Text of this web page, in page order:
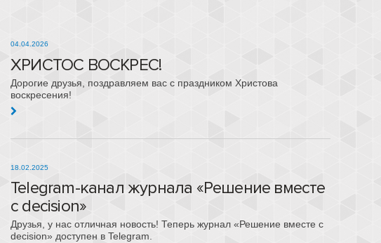
04.04.2026
ХРИСТОС ВОСКРЕС!
Дорогие друзья, поздравляем вас с праздником Христова
воскресения!
18.02.2025
Telegram-канал журнала «Решение вместе
с decision»
Друзья, у нас отличная новость! Теперь журнал «Решение вместе с
decision» доступен в Telegram.